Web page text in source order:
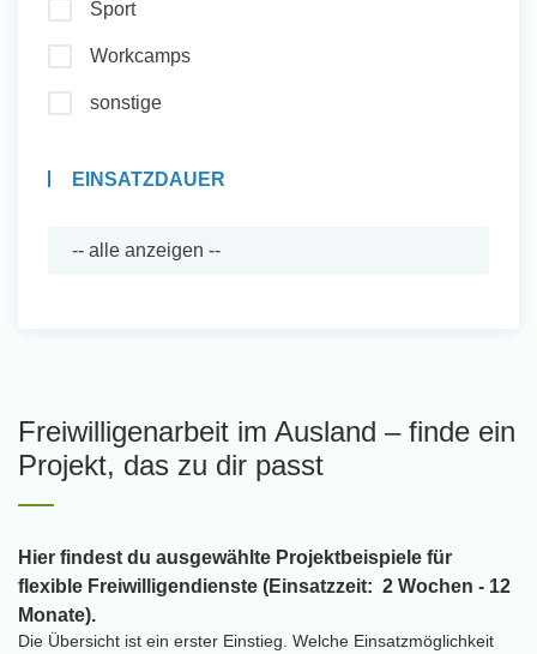
Sport
Workcamps
sonstige
EINSATZDAUER
Freiwilligenarbeit im Ausland – finde ein
Projekt, das zu dir passt
Hier findest du ausgewählte Projektbeispiele für
flexible Freiwilligendienste (Einsatzzeit: 2 Wochen - 12
Monate).
Die Übersicht ist ein erster Einstieg. Welche Einsatzmöglichkeit